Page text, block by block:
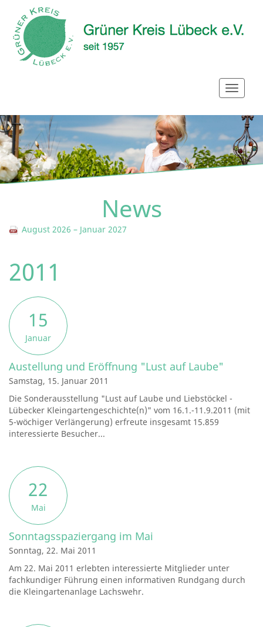
News
August 2026 – Januar 2027
2011
15
Januar
Austellung und Eröffnung "Lust auf Laube"
Samstag, 15. Januar 2011
Die Sonderausstellung "Lust auf Laube und Liebstöckel -
Lübecker Kleingartengeschichte(n)" vom 16.1.-11.9.2011 (mit
5-wöchiger Verlängerung) erfreute insgesamt 15.859
interessierte Besucher...
22
Mai
Sonntagsspaziergang im Mai
Sonntag, 22. Mai 2011
Am 22. Mai 2011 erlebten interessierte Mitglieder unter
fachkundiger Führung einen informativen Rundgang durch
die Kleingartenanlage Lachswehr.